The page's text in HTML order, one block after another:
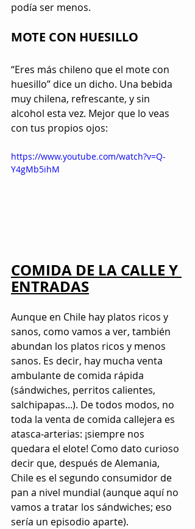
podía ser menos.
MOTE CON HUESILLO
“Eres más chileno que el mote con
huesillo” dice un dicho. Una bebida
muy chilena, refrescante, y sin
alcohol esta vez. Mejor que lo veas
con tus propios ojos:
https://www.youtube.com/watch?v=Q-
Y4gMb5ihM
COMIDA DE LA CALLE Y
ENTRADAS
Aunque en Chile hay platos ricos y
sanos, como vamos a ver, también
abundan los platos ricos y menos
sanos. Es decir, hay mucha venta
ambulante de comida rápida
(sándwiches, perritos calientes,
salchipapas...). De todos modos, no
toda la venta de comida callejera es
atasca-arterias: ¡siempre nos
quedara el elote! Como dato curioso
decir que, después de Alemania,
Chile es el segundo consumidor de
pan a nivel mundial (aunque aquí no
vamos a tratar los sándwiches; eso
sería un episodio aparte).